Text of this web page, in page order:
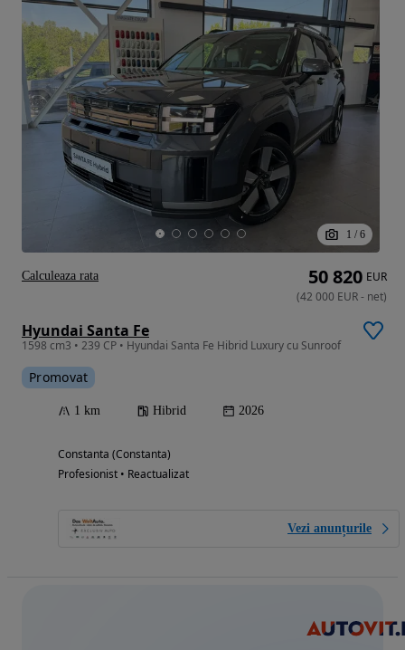
1 / 6
Hyundai Santa Fe
1598 cm3 • 239 CP • Hyundai Santa Fe Hibrid Luxury cu Sunroof
Promovat
1 km Hibrid 2026
Constanta (Constanta)
Profesionist • Reactualizat
Vezi anunțurile
50 820 EUR
(42 000 EUR- net)
Calculeaza rata